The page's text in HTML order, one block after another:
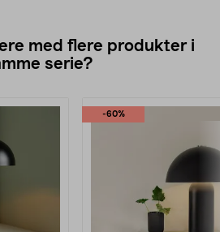
med flere produkter i
serie?
-60%